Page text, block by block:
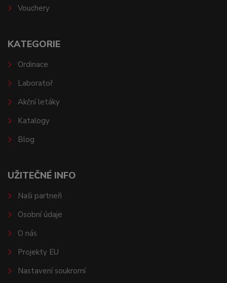
Vouchery
KATEGORIE
Ordinace
Laboratoř
Akční letáky
Katalogy
Blog
UŽITEČNÉ INFO
Naši partneři
Osobní údaje
O nás
Projekty EU
Nastavení soukromí